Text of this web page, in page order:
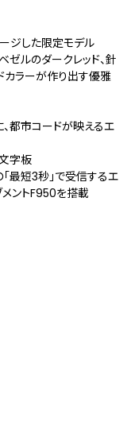
ジした限定モデル
ゼルのダークレッド、針
カラーが作り出す優雅
都市コードが映えるエ
字板
最短3秒」で受信するエ
ントF950を搭載